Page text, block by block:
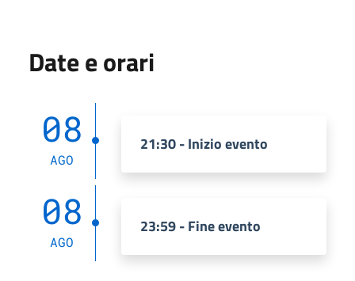
Date e orari
08
AGO
21:30 - Inizio evento
08
AGO
23:59 - Fine evento